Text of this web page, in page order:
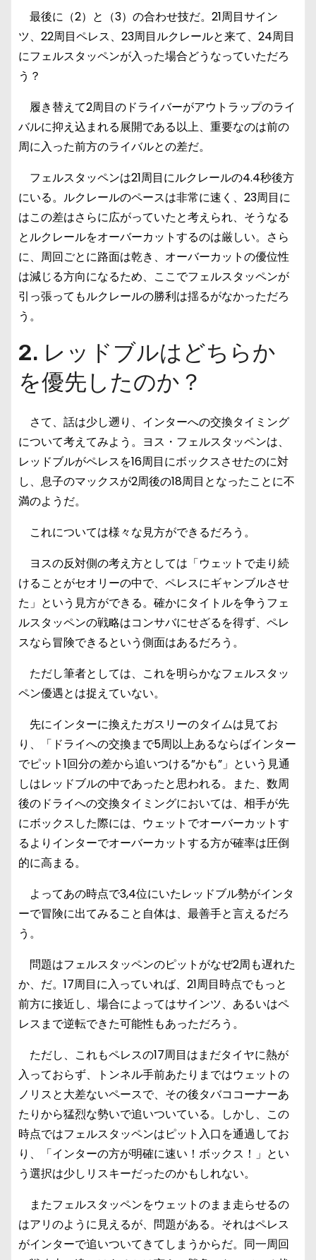
最後に（2）と（3）の合わせ技だ。21周目サイン
ツ、22周目ペレス、23周目ルクレールと来て、24周目
にフェルスタッペンが入った場合どうなっていただろ
う？
履き替えて2周目のドライバーがアウトラップのライ
バルに抑え込まれる展開である以上、重要なのは前の
周に入った前方のライバルとの差だ。
フェルスタッペンは21周目にルクレールの4.4秒後方
にいる。ルクレールのペースは非常に速く、23周目に
はこの差はさらに広がっていたと考えられ、そうなる
とルクレールをオーバーカットするのは厳しい。さら
に、周回ごとに路面は乾き、オーバーカットの優位性
は減じる方向になるため、ここでフェルスタッペンが
引っ張ってもルクレールの勝利は揺るがなかっただろ
う。
2. レッドブルはどちらか
を優先したのか？
さて、話は少し遡り、インターへの交換タイミング
について考えてみよう。ヨス・フェルスタッペンは、
レッドブルがペレスを16周目にボックスさせたのに対
し、息子のマックスが2周後の18周目となったことに不
満のようだ。
これについては様々な見方ができるだろう。
ヨスの反対側の考え方としては「ウェットで走り続
けることがセオリーの中で、ペレスにギャンブルさせ
た」という見方ができる。確かにタイトルを争うフェ
ルスタッペンの戦略はコンサバにせざるを得ず、ペレ
スなら冒険できるという側面はあるだろう。
ただし筆者としては、これを明らかなフェルスタッ
ペン優遇とは捉えていない。
先にインターに換えたガスリーのタイムは見てお
り、「ドライへの交換まで5周以上あるならばインター
でピット1回分の差から追いつける”かも”」という見通
しはレッドブルの中であったと思われる。また、数周
後のドライへの交換タイミングにおいては、相手が先
にボックスした際には、ウェットでオーバーカットす
るよりインターでオーバーカットする方が確率は圧倒
的に高まる。
よってあの時点で3,4位にいたレッドブル勢がインタ
ーで冒険に出てみること自体は、最善手と言えるだろ
う。
問題はフェルスタッペンのピットがなぜ2周も遅れた
か、だ。17周目に入っていれば、21周目時点でもっと
前方に接近し、場合によってはサインツ、あるいはペ
レスまで逆転できた可能性もあっただろう。
ただし、これもペレスの17周目はまだタイヤに熱が
入っておらず、トンネル手前あたりまではウェットの
ノリスと大差ないペースで、その後タバココーナーあ
たりから猛烈な勢いで追いついている。しかし、この
時点ではフェルスタッペンはピット入口を通過してお
り、「インターの方が明確に速い！ボックス！」とい
う選択は少しリスキーだったのかもしれない。
またフェルスタッペンをウェットのまま走らせるの
はアリのように見えるが、問題がある。それはペレス
がインターで追いついてきてしまうからだ。同一周回